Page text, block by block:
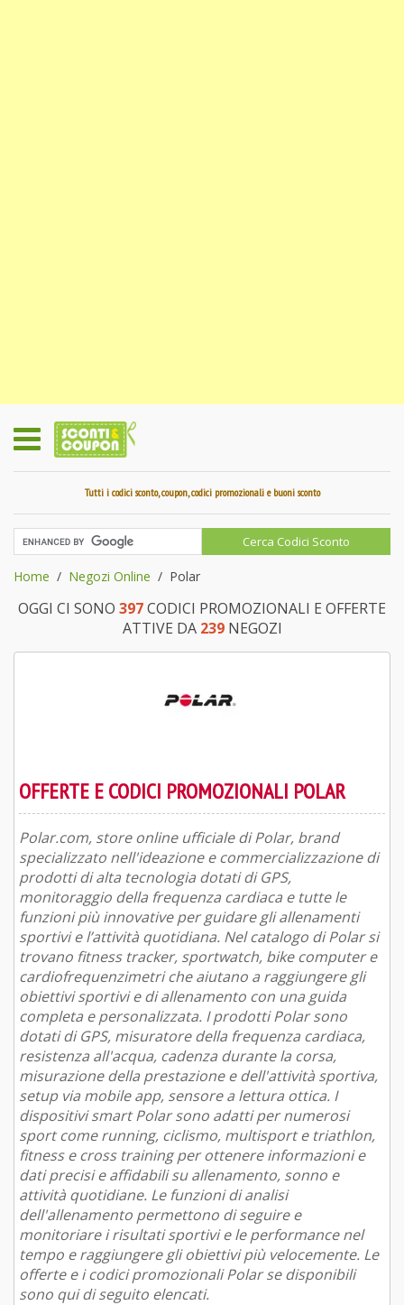
Tutti i codici sconto, coupon, codici promozionali e buoni sconto
Home Negozi Online Polar
OGGI CI SONO 397CODICI PROMOZIONALI E OFFERTE
ATTIVE DA 239NEGOZI
OFFERTE E CODICI PROMOZIONALI POLAR
Polar.com, store online ufficiale di Polar, brand
specializzato nell'ideazione e commercializzazione di
prodotti di alta tecnologia dotati di GPS,
monitoraggio della frequenza cardiaca e tutte le
funzioni più innovative per guidare gli allenamenti
sportivi e l’attività quotidiana. Nel catalogo di Polar si
trovano fitness tracker, sportwatch, bike computer e
cardiofrequenzimetri che aiutano a raggiungere gli
obiettivi sportivi e di allenamento con una guida
completa e personalizzata. I prodotti Polar sono
dotati di GPS, misuratore della frequenza cardiaca,
resistenza all'acqua, cadenza durante la corsa,
misurazione della prestazione e dell'attività sportiva,
setup via mobile app, sensore a lettura ottica. I
dispositivi smart Polar sono adatti per numerosi
sport come running, ciclismo, multisport e triathlon,
fitness e cross training per ottenere informazioni e
dati precisi e affidabili su allenamento, sonno e
attività quotidiane. Le funzioni di analisi
dell'allenamento permettono di seguire e
monitoriare i risultati sportivi e le performance nel
tempo e raggiungere gli obiettivi più velocemente. Le
offerte e i codici promozionali Polar se disponibili
sono qui di seguito elencati.